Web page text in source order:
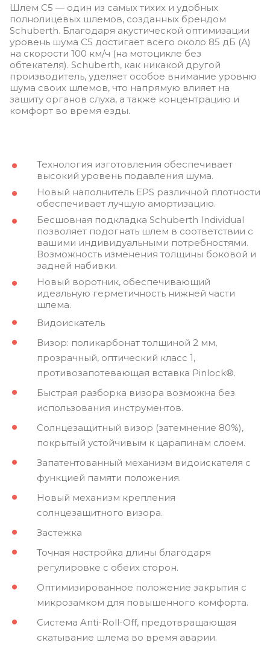
Шлем C5 — один из самых тихих и удобных
полнолицевых шлемов, созданных брендом
Schuberth. Благодаря акустической оптимизации
уровень шума C5 достигает всего около 85 дБ (А)
на скорости 100 км/ч (на мотоцикле без
обтекателя). Schuberth, как никакой другой
производитель, уделяет особое внимание уровню
шума своих шлемов, что напрямую влияет на
защиту органов слуха, а также концентрацию и
комфорт во время езды.
Технология изготовления обеспечивает
высокий уровень подавления шума.
Новый наполнитель EPS различной плотности
обеспечивает лучшую амортизацию.
Бесшовная подкладка Schuberth Individual
позволяет подогнать шлем в соответствии с
вашими индивидуальными потребностями.
Возможность изменения толщины боковой и
задней набивки.
Новый воротник, обеспечивающий
идеальную герметичность нижней части
шлема.
Видоискатель
Визор: поликарбонат толщиной 2 мм,
прозрачный, оптический класс 1,
противозапотевающая вставка Pinlock®.
Быстрая разборка визора возможна без
использования инструментов.
Солнцезащитный визор (затемнение 80%),
покрытый устойчивым к царапинам слоем.
Запатентованный механизм видоискателя с
функцией памяти положения.
Новый механизм крепления
солнцезащитного визора.
Застежка
Точная настройка длины благодаря
регулировке с обеих сторон.
Оптимизированное положение закрытия с
микрозамком для повышенного комфорта.
Система Anti-Roll-Off, предотвращающая
скатывание шлема во время аварии.